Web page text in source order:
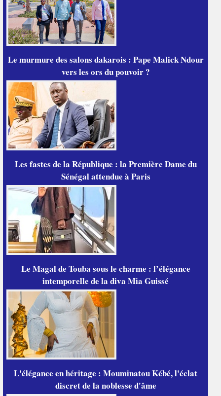
Le murmure des salons dakarois : Pape Malick Ndour
vers les ors du pouvoir ?
Les fastes de la République : la Première Dame du
Sénégal attendue à Paris
Le Magal de Touba sous le charme : l’élégance
intemporelle de la diva Mia Guissé
L'élégance en héritage : Mouminatou Kébé, l'éclat
discret de la noblesse d'âme